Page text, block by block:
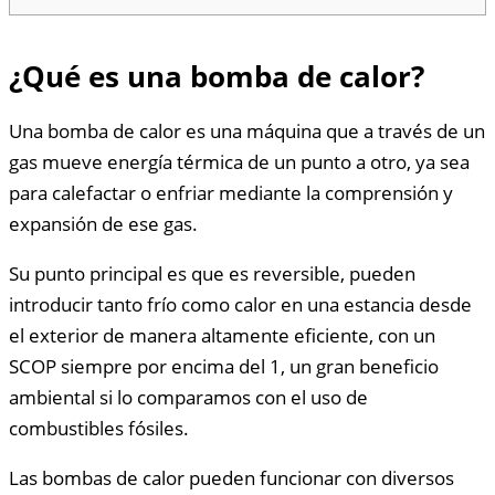
¿Qué es una bomba de calor?
Una bomba de calor es una máquina que a través de un
gas mueve energía térmica de un punto a otro, ya sea
para calefactar o enfriar mediante la comprensión y
expansión de ese gas.
Su punto principal es que es reversible, pueden
introducir tanto frío como calor en una estancia desde
el exterior de manera altamente eficiente, con un
SCOP siempre por encima del 1, un gran beneficio
ambiental si lo comparamos con el uso de
combustibles fósiles.
Las bombas de calor pueden funcionar con diversos